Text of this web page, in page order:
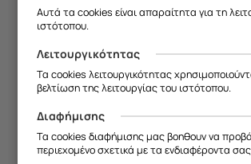
Χρόνος λειτουργίας:Έως 26
φόρτισης
Μικρόφωνο:
Ναι, με ENC για
Αντοχή στο νερό/σκόνη:
Χρώματα:Ροζ
Αυτά τα cookies είναι απαραίτητα για τη
ιστότοπου.
Λειτουργικότητας
Τα cookies λειτουργικότητας
βελτίωση της λειτουργίας του ιστότοπου.
Διαφήμισης
Τα cookies διαφήμισης μας βοηθουν να
περιεχομένο σχετικά με τα ενδιαφέροντα